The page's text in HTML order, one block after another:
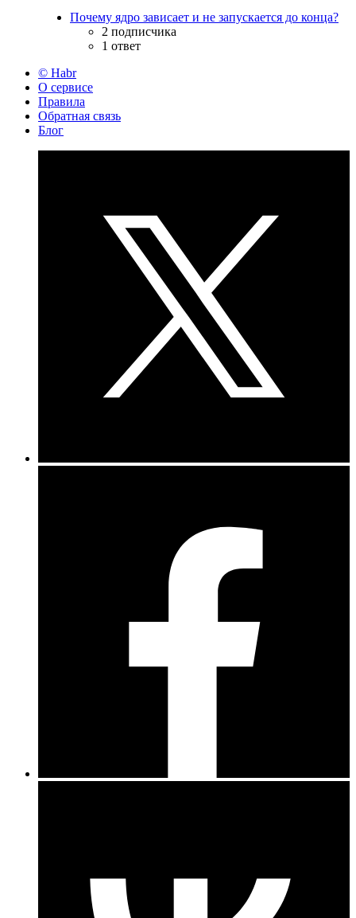
Почему ядро зависает и не запускается до конца?
2 подписчика
1 ответ
© Habr
О сервисе
Правила
Обратная связь
Блог